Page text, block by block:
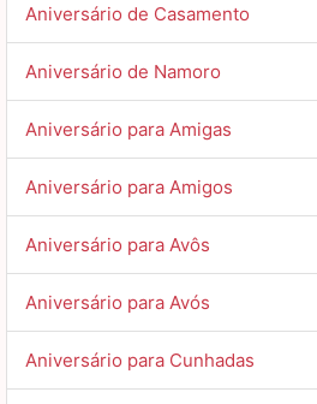
Aniversário de Casamento
Aniversário de Namoro
Aniversário para Amigas
Aniversário para Amigos
Aniversário para Avôs
Aniversário para Avós
Aniversário para Cunhadas